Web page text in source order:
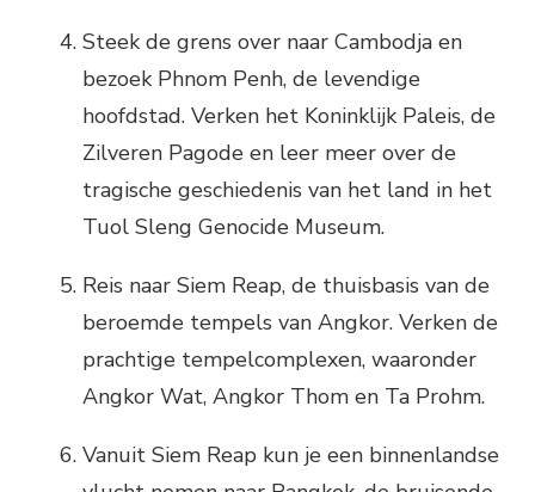
Steek de grens over naar Cambodja en
bezoek Phnom Penh, de levendige
hoofdstad. Verken het Koninklijk Paleis, de
Zilveren Pagode en leer meer over de
tragische geschiedenis van het land in het
Tuol Sleng Genocide Museum.
Reis naar Siem Reap, de thuisbasis van de
beroemde tempels van Angkor. Verken de
prachtige tempelcomplexen, waaronder
Angkor Wat, Angkor Thom en Ta Prohm.
Vanuit Siem Reap kun je een binnenlandse